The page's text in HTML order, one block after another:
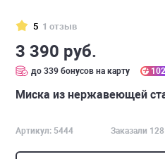
5 1 отзыв
3 390 руб.
до 339 бонусов на карту 102
Миска из нержавеющей
Артикул: 5444 Заказали